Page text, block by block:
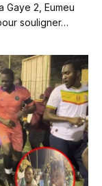
Gaye 2, Eumeu
souligner…